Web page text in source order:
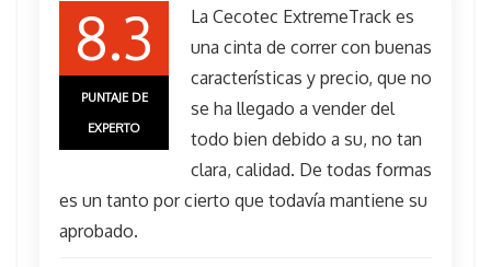
8.3
PUNTAJE DE
EXPERTO
La Cecotec ExtremeTrack es
una cinta de correr con buenas
características y precio, que no
se ha llegado a vender del
todo bien debido a su, no tan
clara, calidad. De todas formas
es un tanto por cierto que todavía mantiene su
aprobado.